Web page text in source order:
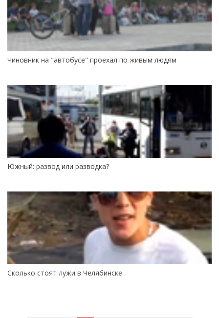
Чиновник на "автобусе" проехал по живым людям
Южный: развод или разводка?
Сколько стоят лужи в Челябинске